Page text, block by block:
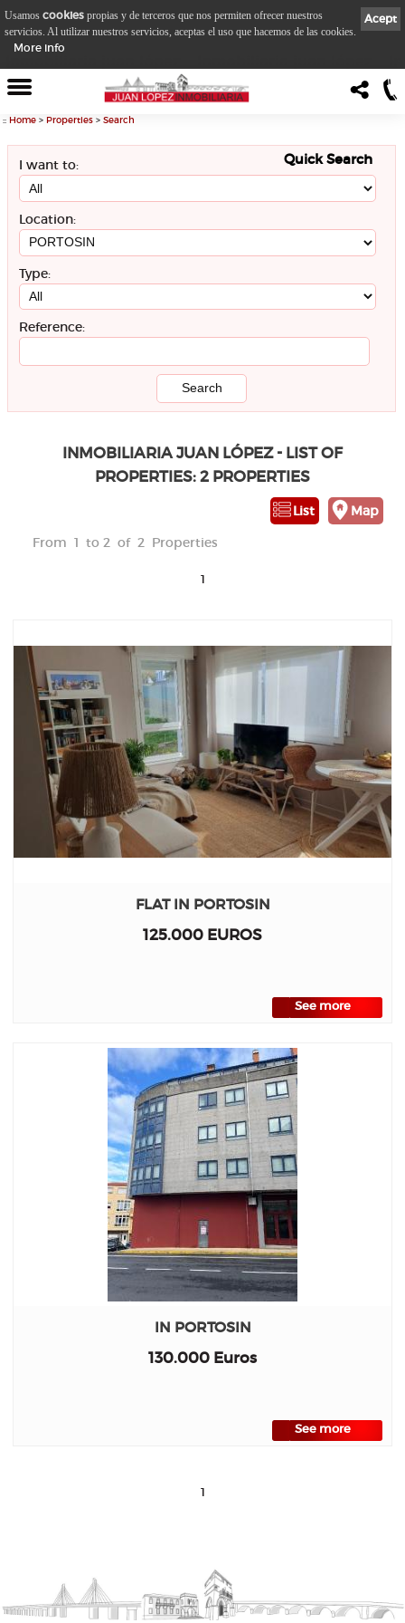
:: Home > Properties > Search
Quick Search
I want to:
Location:
Type:
Reference:
INMOBILIARIA JUAN LÓPEZ - LIST OF
PROPERTIES: 2 PROPERTIES
Map
List
From 1 to 2 of 2 Properties
1
FLAT IN PORTOSIN
125.000 EUROS
See more
IN PORTOSIN
130.000 Euros
See more
1
Acept
Usamos cookies propias y de terceros que nos permiten ofrecer nuestros
servicios. Al utilizar nuestros servicios, aceptas el uso que hacemos de las cookies.
More info